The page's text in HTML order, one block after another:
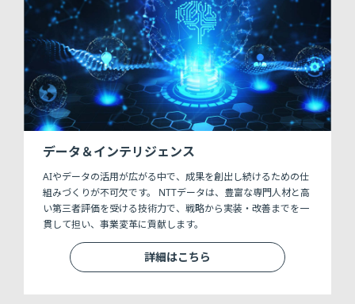
データ＆インテリジェンス
AIやデータの活用が広がる中で、成果を創出し続けるための仕
組みづくりが不可欠です。 NTTデータは、豊富な専門人材と高
い第三者評価を受ける技術力で、戦略から実装・改善までを一
貫して担い、事業変革に貢献します。
詳細はこちら